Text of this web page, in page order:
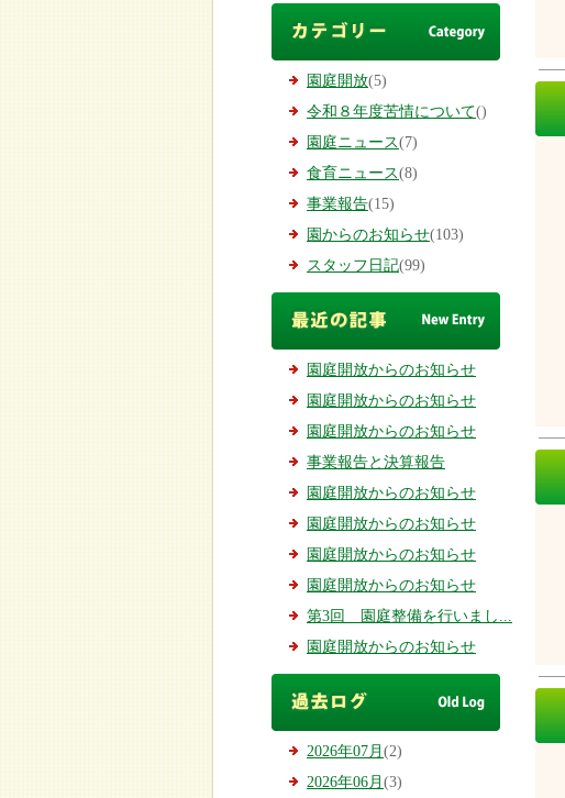
園庭開放(5)
令和８年度苦情について()
園庭ニュース(7)
食育ニュース(8)
事業報告(15)
園からのお知らせ(103)
スタッフ日記(99)
園庭開放からのお知らせ
園庭開放からのお知らせ
園庭開放からのお知らせ
事業報告と決算報告
園庭開放からのお知らせ
園庭開放からのお知らせ
園庭開放からのお知らせ
園庭開放からのお知らせ
第3回 園庭整備を行いまし...
園庭開放からのお知らせ
2026年07月 (2)
2026年06月 (3)